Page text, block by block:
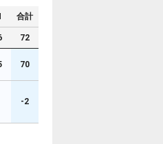
合計
72
70
-2